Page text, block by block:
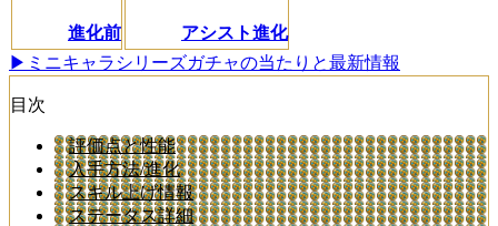
進化前
アシスト進化
▶ミニキャラシリーズガチャの当たりと最新情報
目次
評価点と性能
入手方法/進化
スキル上げ情報
ステータス詳細